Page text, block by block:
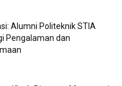
Alumni Politeknik STIA
Pengalaman dan